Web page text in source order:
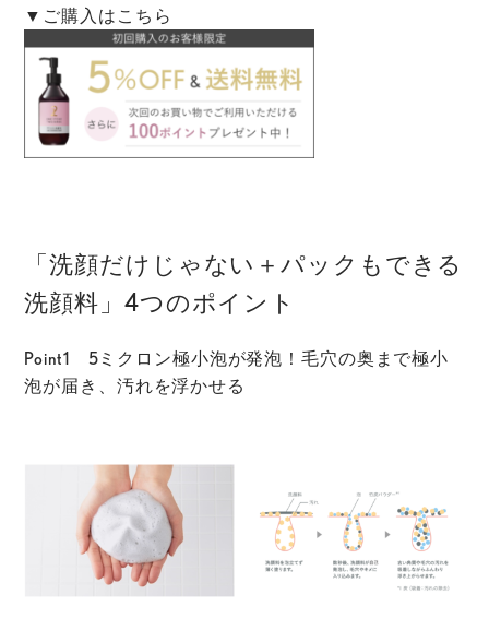
▼ご購入はこちら
「洗顔だけじゃない＋パックもできる
洗顔料」4つのポイント
Point1 5ミクロン極小泡が発泡！毛穴の奥まで極小
泡が届き、汚れを浮かせる